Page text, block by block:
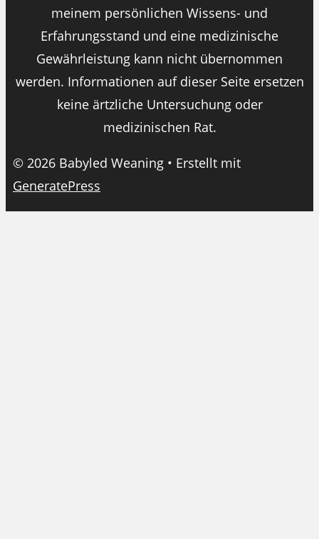
meinem persönlichen Wissens- und
Erfahrungsstand und eine medizinische
Gewährleistung kann nicht übernommen
werden. Informationen auf dieser Seite ersetzen
keine ärtzliche Untersuchung oder
medizinischen Rat.
© 2026 Babyled Weaning • Erstellt mit
GeneratePress